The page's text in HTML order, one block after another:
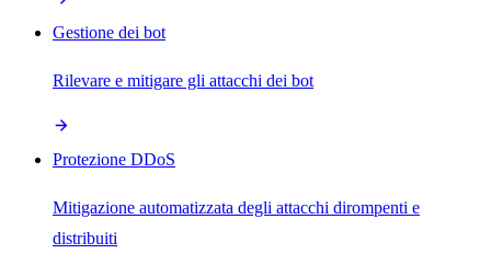
Gestione dei bot
Rilevare e mitigare gli attacchi dei bot
Protezione DDoS
Mitigazione automatizzata degli attacchi dirompenti e
distribuiti